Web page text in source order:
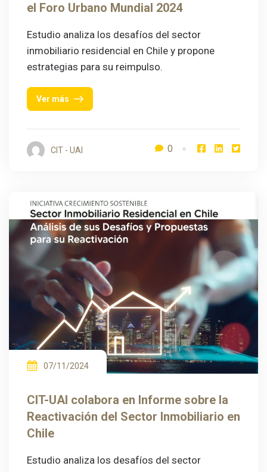
el Foro Urbano Mundial 2024
Estudio analiza los desafíos del sector
inmobiliario residencial en Chile y propone
estrategias para su reimpulso.
Ver más
CIT - UAI 0
07/11/2024
CIT-UAI colabora en Informe sobre la
Reactivación del Sector Inmobiliario en
Chile
Estudio analiza los desafíos del sector